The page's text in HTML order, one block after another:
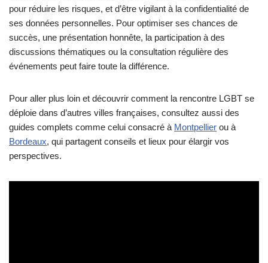
pour réduire les risques, et d’être vigilant à la confidentialité de
ses données personnelles. Pour optimiser ses chances de
succès, une présentation honnête, la participation à des
discussions thématiques ou la consultation régulière des
événements peut faire toute la différence.
Pour aller plus loin et découvrir comment la rencontre LGBT se
déploie dans d’autres villes françaises, consultez aussi des
guides complets comme celui consacré à Montpellier ou à
Bordeaux, qui partagent conseils et lieux pour élargir vos
perspectives.